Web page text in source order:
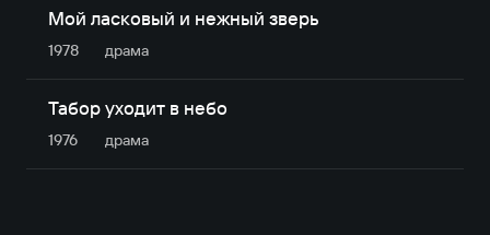
Мой ласковый и нежный зверь
1978 драма
Табор уходит в небо
1976 драма